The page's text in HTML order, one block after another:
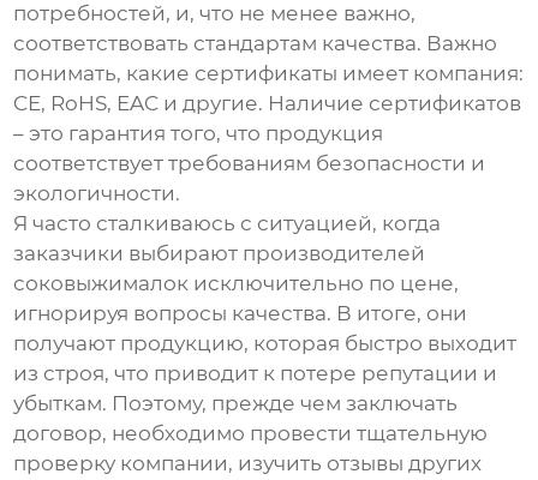
потребностей, и, что не менее важно,
соответствовать стандартам качества. Важно
понимать, какие сертификаты имеет компания:
CE, RoHS, EAC и другие. Наличие сертификатов
– это гарантия того, что продукция
соответствует требованиям безопасности и
экологичности.
Я часто сталкиваюсь с ситуацией, когда
заказчики выбирают производителей
соковыжималок исключительно по цене,
игнорируя вопросы качества. В итоге, они
получают продукцию, которая быстро выходит
из строя, что приводит к потере репутации и
убыткам. Поэтому, прежде чем заключать
договор, необходимо провести тщательную
проверку компании, изучить отзывы других